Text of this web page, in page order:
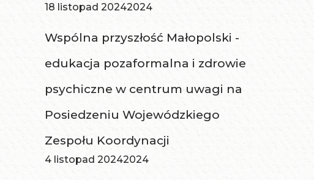
18 listopad 20242024
Wspólna przyszłość Małopolski -
edukacja pozaformalna i zdrowie
psychiczne w centrum uwagi na
Posiedzeniu Wojewódzkiego
Zespołu Koordynacji
4 listopad 20242024